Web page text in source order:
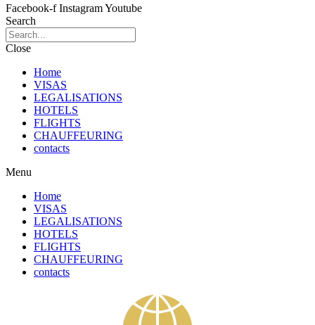
Facebook-f InstagramYoutube
Search
Close
Home
VISAS
LEGALISATIONS
HOTELS
FLIGHTS
CHAUFFEURING
contacts
Menu
Home
VISAS
LEGALISATIONS
HOTELS
FLIGHTS
CHAUFFEURING
contacts